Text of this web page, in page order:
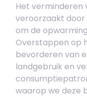
Het verminderen
veroorzaakt door
om de
Overstappen op
bevorderen van
landgebruik en
waarop we deze